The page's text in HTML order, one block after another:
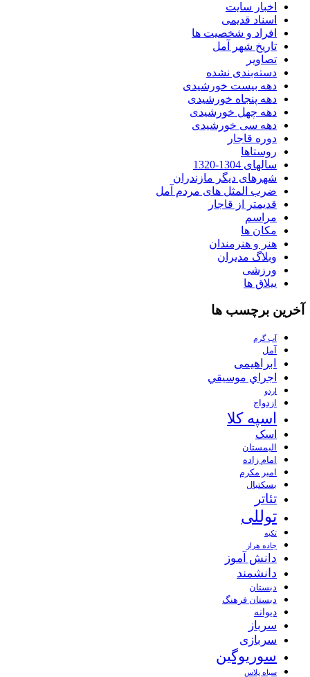
اخبار سایت
اسناد قدیمی
افراد و شخصیت ها
تاریخ شهر آمل
تصاویر
دسته‌بندی نشده
دهه بیست خورشیدی
دهه پنجاه خورشیدی
دهه چهل خورشیدی
دهه سی خورشیدی
دوره قاجار
روستاها
سالهای 1304-1320
شهرهای دیگر مازندران
ضرب المثل های مردم آمل
قدیمتر از قاجار
مراسم
مکان ها
هنر و هنرمندان
وبلاگ مدیران
ورزشی
ییلاق ها
آخرین برچسب ها
آب گرم
آمل
ابراهیمی
اجراي موسيقي
اردو
ازدواج
اسپه کلا
اسک
الیمستان
امام زاده
امیر مکرم
بسکتبال
تئاتر
توللی
تکیه
جاده هراز
دانش آموز
دانشمند
دبستان
دبستان فرهنگ
دیوانه
سرباز
سربازی
سوریوگین
سیاه پلاس